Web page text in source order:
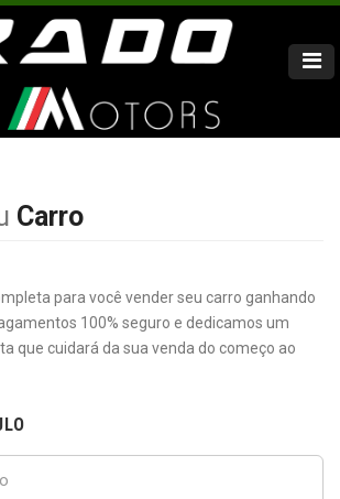
Carro
para você vender seu carro ganhando
100% seguro e dedicamos um
que cuidará da sua venda do começo ao